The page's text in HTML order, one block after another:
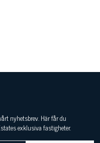
nyhetsbrev. Här får du
exklusiva fastigheter.